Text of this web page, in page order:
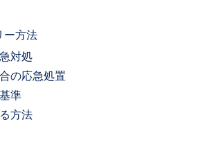
ー方法
対処
の応急処置
準
方法